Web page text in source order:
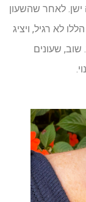
לאחר שהשעון
לא רגיל, ויציג
שוב, שעונים